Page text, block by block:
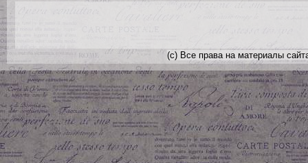
(с) Все права на материалы